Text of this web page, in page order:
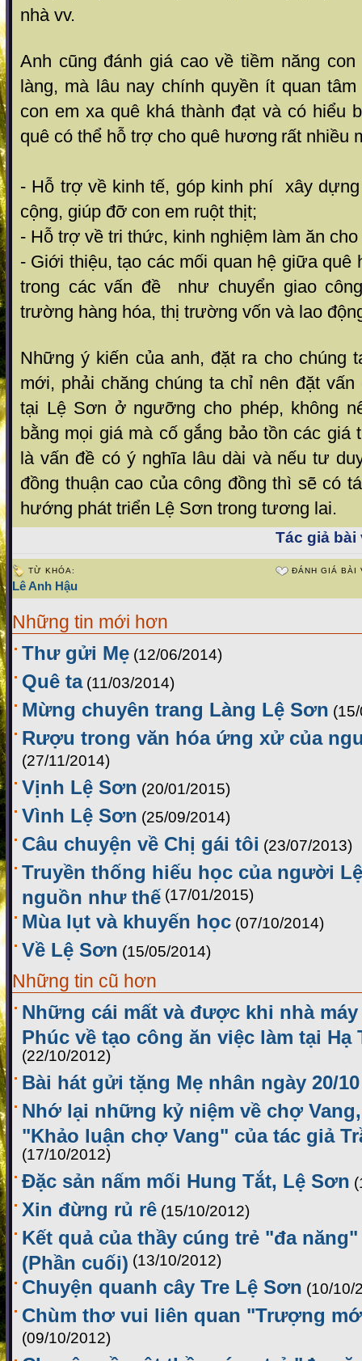
nhà vv.
Anh cũng đánh giá cao về tiềm năng
làng, mà lâu nay chính quyền ít quan
con em xa quê khá thành đạt và có hiểu
quê có thể hỗ trợ cho quê hương rất nhiều
- Hỗ trợ về kinh tế, góp kinh phí xây
cộng, giúp đỡ con em ruột thịt;
- Hỗ trợ về tri thức, kinh nghiệm làm ăn
- Giới thiệu, tạo các mối quan hệ giữa quê
trong các vấn đề như chuyển giao
trường hàng hóa, thị trường vốn và lao
Những ý kiến của anh, đặt ra cho chúng
mới, phải chăng chúng ta chỉ nên đặt
tại Lệ Sơn ở ngưỡng cho phép, không
bằng mọi giá mà cố gắng bảo tồn các giá
là vấn đề có ý nghĩa lâu dài và nếu tư
đồng thuận cao của công đồng thì sẽ có
hướng phát triển Lệ Sơn trong tương lai.
Tác giả bài
TỪ KHÓA:
Lê Anh Hậu
ĐÁNH GIÁ BÀI
Những tin mới hơn
Thư gửi Mẹ (12/06/2014)
Quê ta (11/03/2014)
Mừng chuyên trang Làng Lệ Sơn
Rượu trong văn hóa ứng xử của
(27/11/2014)
Vịnh Lệ Sơn (20/01/2015)
Vình Lệ Sơn (25/09/2014)
Câu chuyện về Chị gái tôi (23/07/2013)
Truyền thống hiếu học của người
nguồn như thế (17/01/2015)
Mùa lụt và khuyến học (07/10/2014)
Về Lệ Sơn (15/05/2014)
Những tin cũ hơn
Những cái mất và được khi nhà
Phúc về tạo công ăn việc làm tại Hạ
(22/10/2012)
Bài hát gửi tặng Mẹ nhân ngày 20/10
Nhớ lại những kỷ niệm về chợ
"Khảo luận chợ Vang" của tác giả
(17/10/2012)
Đặc sản nấm mối Hung Tắt, Lệ Sơn
Xin đừng rủ rê (15/10/2012)
Kết quả của thầy cúng trẻ "đa
(Phần cuối) (13/10/2012)
Chuyện quanh cây Tre Lệ Sơn (10/10/
Chùm thơ vui liên quan "Trượng
(09/10/2012)